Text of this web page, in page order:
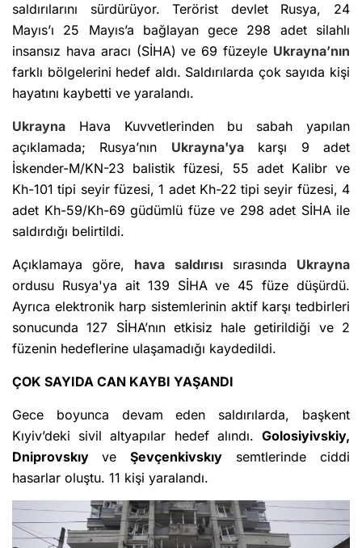
saldırılarını sürdürüyor. Terörist devlet Rusya, 24
Mayıs’ı 25 Mayıs’a bağlayan gece 298 adet silahlı
insansız hava aracı (SİHA) ve 69 füzeyle Ukrayna’nın
farklı bölgelerini hedef aldı. Saldırılarda çok sayıda kişi
hayatını kaybetti ve yaralandı.
Ukrayna Hava Kuvvetlerinden bu sabah yapılan
açıklamada; Rusya’nın Ukrayna'yakarşı 9 adet
İskender-M/KN-23 balistik füzesi, 55 adet Kalibr ve
Kh-101 tipi seyir füzesi, 1 adet Kh-22 tipi seyir füzesi, 4
adet Kh-59/Kh-69 güdümlü füze ve 298 adet SİHA ile
saldırdığı belirtildi.
Açıklamaya göre, hava saldırısısırasında Ukrayna
ordusu Rusya'ya ait 139 SİHA ve 45 füze düşürdü.
Ayrıca elektronik harp sistemlerinin aktif karşı tedbirleri
sonucunda 127 SİHA’nın etkisiz hale getirildiği ve 2
füzenin hedeflerine ulaşamadığı kaydedildi.
ÇOK SAYIDA CAN KAYBI YAŞANDI
Gece boyunca devam eden saldırılarda, başkent
Kıyiv’deki sivil altyapılar hedef alındı. Golosiyivskiy,
Dniprovskıyve Şevçenkivskıysemtlerinde ciddi
hasarlar oluştu. 11 kişi yaralandı.